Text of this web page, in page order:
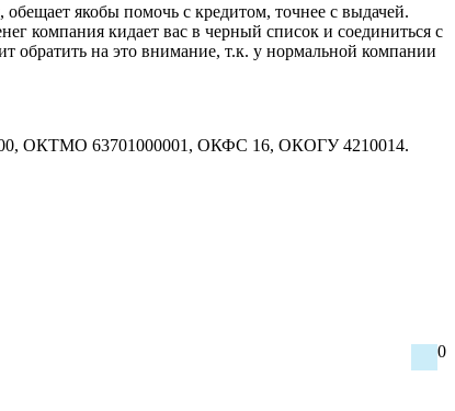
якобы помочь с кредитом, точнее с выдачей.
компания кидает вас в черный список и соединиться с
обратить на это внимание, т.к. у нормальной компании
ОКТМО 63701000001, ОКФС 16, ОКОГУ 4210014.
0